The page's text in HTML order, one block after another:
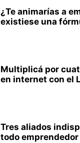
¿Te animarías a
existiese una
Multiplicá por
en internet con el
Tres aliados
todo emprendedor